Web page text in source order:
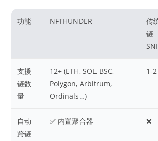
功能 NFTHUNDER
传
链
支援
链数
量
12+ (ETH, SOL, BSC,
Polygon, Arbitrum,
Ordinals…)
1-
自动
跨链
✅ 内置聚合器 ❌